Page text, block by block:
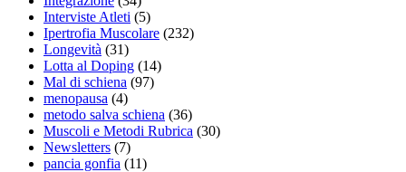
Interviste Atleti (5)
Ipertrofia Muscolare (232)
Longevità (31)
Lotta al Doping (14)
Mal di schiena (97)
menopausa (4)
metodo salva schiena (36)
Muscoli e Metodi Rubrica (30)
Newsletters (7)
pancia gonfia (11)